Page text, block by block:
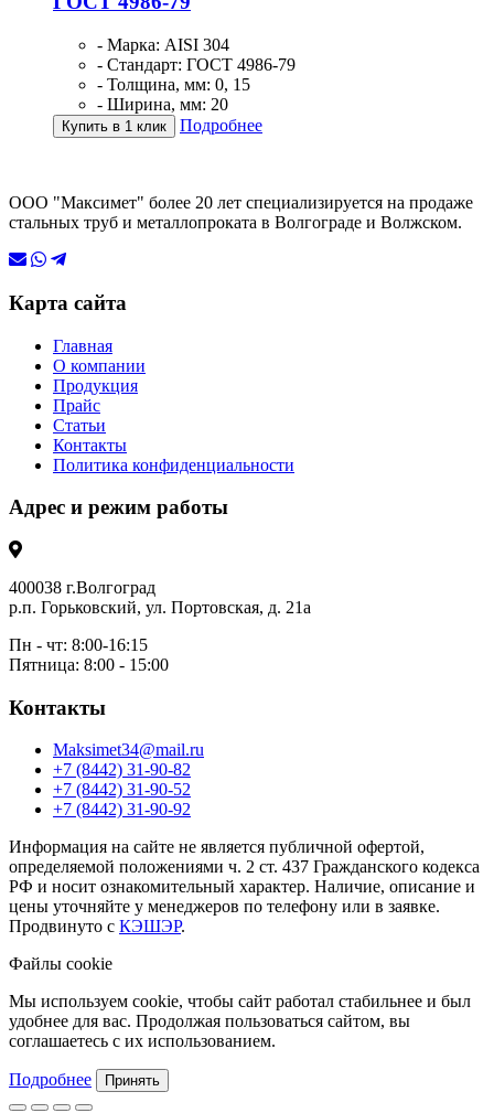
- Марка: AISI 304
- Стандарт: ГОСТ 4986-79
- Толщина, мм: 0, 15
- Ширина, мм: 20
Купить в 1 клик Подробнее
ООО "Максимет" более 20 лет специализируется на продаже
стальных труб и металлопроката в Волгограде и Волжском.
Карта сайта
Главная
О компании
Продукция
Прайс
Статьи
Контакты
Политика конфиденциальности
Адрес и режим работы
400038 г.Волгоград
р.п. Горьковский, ул. Портовская, д. 21а
Пн - чт: 8:00-16:15
Пятница: 8:00 - 15:00
Контакты
Maksimet34@mail.ru
+7 (8442) 31-90-82
+7 (8442) 31-90-52
+7 (8442) 31-90-92
Информация на сайте не является публичной офертой,
определяемой положениями ч. 2 ст. 437 Гражданского кодекса
РФ и носит ознакомительный характер. Наличие, описание и
цены уточняйте у менеджеров по телефону или в заявке.
Продвинуто с КЭШЭР.
Файлы cookie
Мы используем cookie, чтобы сайт работал стабильнее и был
удобнее для вас. Продолжая пользоваться сайтом, вы
соглашаетесь с их использованием.
Подробнее Принять